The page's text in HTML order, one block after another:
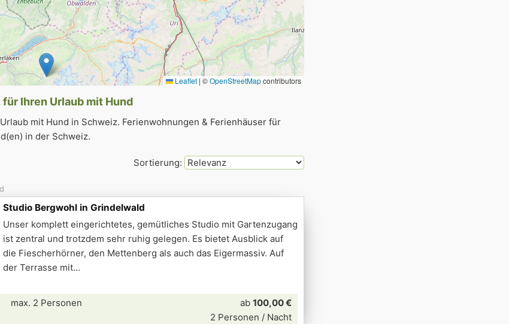
Leaflet | ©OpenStreetMapcontributors
Ihren Urlaub mit Hund
mit Hund in Schweiz. Ferienwohnungen & Ferienhäuser für
in der Schweiz.
Sortierung:
Studio Bergwohl in Grindelwald
Unser komplett eingerichtetes, gemütliches Studio mit Gartenzugang
ist zentral und trotzdem sehr ruhig gelegen. Es bietet Ausblick auf
die Fiescherhörner, den Mettenberg als auch das Eigermassiv. Auf
der Terrasse mit
max. 2 Personen ab 100,00 €
2 Personen / Nacht